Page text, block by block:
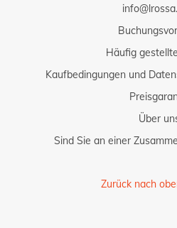
Häufig
Kaufbedingungen und
Über
Sind Sie an einer
Zurück nach